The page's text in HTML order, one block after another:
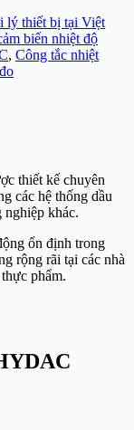
lý thiết bị tại Việt
biến nhiệt độ
, Công tắc nhiệt
thiết kế chuyên
các hệ thống dầu
khác.
ổn định trong
rộng rãi tại các nhà
phẩm.